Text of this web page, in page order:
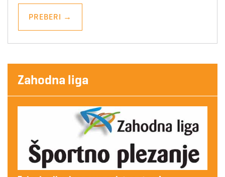
PREBERI →
Zahodna liga